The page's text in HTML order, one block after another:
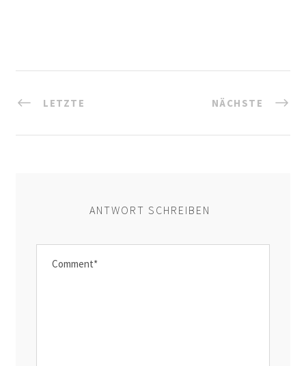
LETZTE NÄCHSTE
ANTWORT SCHREIBEN